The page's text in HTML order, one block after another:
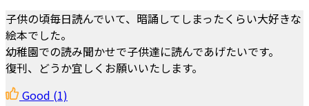
子供の頃毎日読んでいて、暗誦してしまったくらい大好きな
絵本でした。
幼稚園での読み聞かせで子供達に読んであげたいです。
復刊、どうか宜しくお願いいたします。
Good (1)